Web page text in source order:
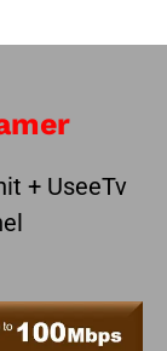
+ UseeTv